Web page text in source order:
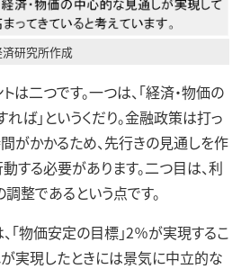
済研究所作成
は二つです。一つは、「経済・物価の
ば」というくだり。金融政策は打っ
がかかるため、先行きの見通しを作
する必要があります。二つ目は、利
整であるという点です。
「物価安定の目標」2％が実現するこ
が実現したときには景気に中立的な